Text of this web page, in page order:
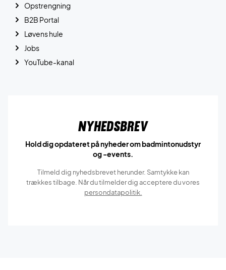
Opstrengning
B2B Portal
Løvens hule
Jobs
YouTube-kanal
Nyhedsbrev
Hold dig opdateret på nyheder om badmintonudstyr
og -events.
Tilmeld dig nyhedsbrevet herunder. Samtykke kan
trækkes tilbage. Når du tilmelder dig acceptere du vores
persondatapolitik.